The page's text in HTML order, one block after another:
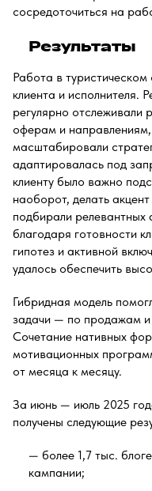
сосредоточиться на
Результаты
Работа в туристическом
клиента и исполнителя.
регулярно отслеживали
оферам и
масштабировали
адаптировалась под
клиенту было важно
наоборот, делать
подбирали
благодаря готовности
гипотез и активной
удалось обеспечить
Гибридная модель
задачи — по продажам и
Сочетание нативных
мотивационных
от месяца к месяцу.
За июнь — июль 2025
получены следующие
— более 1,7 тыс.
кампании;